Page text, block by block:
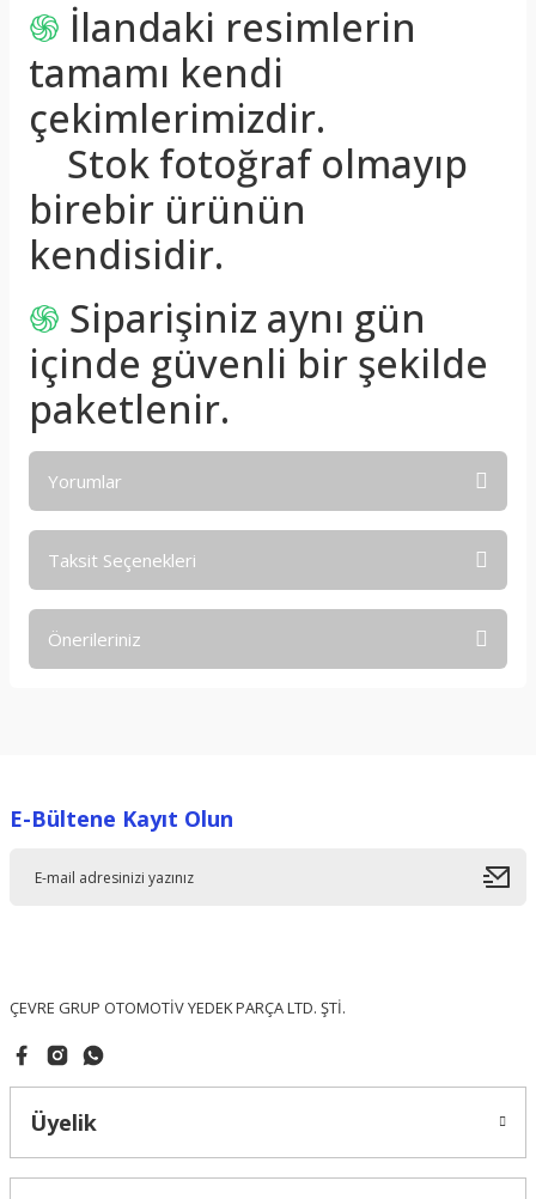
֍ İlandaki resimlerin
tamamı kendi
çekimlerimizdir.
Stok fotoğraf olmayıp
birebir ürünün
kendisidir.
֍ Siparişiniz aynı gün
içinde güvenli bir şekilde
paketlenir.
Yorumlar
Taksit Seçenekleri
Önerileriniz
Ürün resmi kalitesiz, bozuk veya görüntülenemiyor.
E-Bültene Kayıt Olun
ÇEVRE GRUP OTOMOTİV YEDEK PARÇA LTD. ŞTİ.
Üyelik